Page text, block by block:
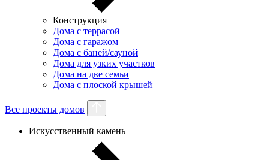
Конструкция
Дома с террасой
Дома с гаражом
Дома с баней/сауной
Дома для узких участков
Дома на две семьи
Дома с плоской крышей
Все проекты домов
Искусственный камень